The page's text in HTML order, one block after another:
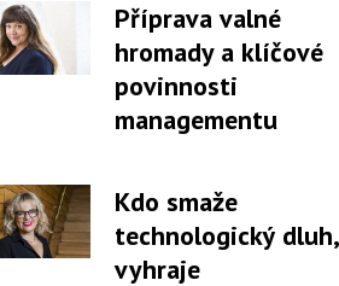
Příprava valné
hromady a klíčové
povinnosti
managementu
Kdo smaže
technologický dluh,
vyhraje